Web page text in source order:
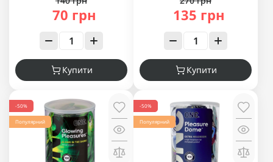
70 грн
Купити
135 грн
Купити
-50%
Популярний
-50%
Популярний